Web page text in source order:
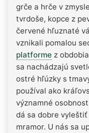
grče a hrče v
tvrdoše, kopce z
červené hľuznaté
vznikali pomalou
platforme z
sa nachádzajú
ostré hľúzky s
používal ako
významné
dá sa dobre vyleštiť
mramor. U nás sa